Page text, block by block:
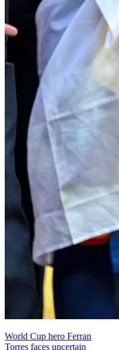
World Cup hero Ferran
Torres faces uncertain